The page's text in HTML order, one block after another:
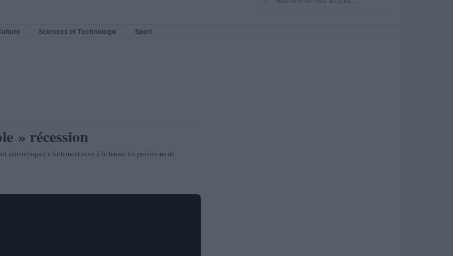
Rechercher
Sciences et Technologie Sport
» récession
économique) a fortement revu à la baisse les prévisions de